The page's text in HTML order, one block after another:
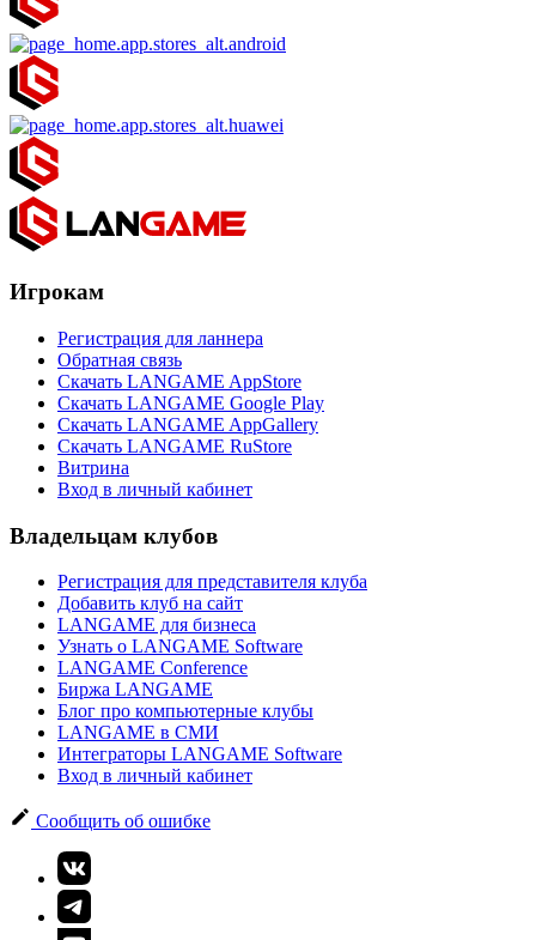
Игрокам
Регистрация для ланнера
Обратная связь
Скачать LANGAME AppStore
Скачать LANGAME Google Play
Скачать LANGAME AppGallery
Скачать LANGAME RuStore
Витрина
Вход в личный кабинет
Владельцам клубов
Регистрация для представителя клуба
Добавить клуб на сайт
LANGAME для бизнеса
Узнать о LANGAME Software
LANGAME Conference
Биржа LANGAME
Блог про компьютерные клубы
LANGAME в СМИ
Интеграторы LANGAME Software
Вход в личный кабинет
Сообщить об ошибке